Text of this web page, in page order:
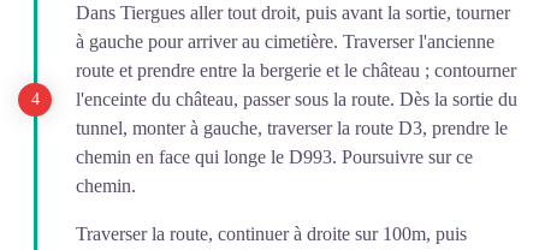
Dans Tiergues aller tout droit, puis avant la sortie, tourner
à gauche pour arriver au cimetière. Traverser l'ancienne
route et prendre entre la bergerie et le château ; contourner
l'enceinte du château, passer sous la route. Dès la sortie du
tunnel, monter à gauche, traverser la route D3, prendre le
chemin en face qui longe le D993. Poursuivre sur ce
chemin.
Traverser la route, continuer à droite sur 100m, puis